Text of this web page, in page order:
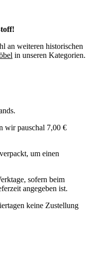
an weiteren historischen
in unseren Kategorien.
wir pauschal 7,00 €
um einen
sofern beim
angegeben ist.
keine Zustellung